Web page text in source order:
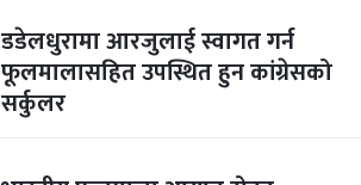
डडेलधुरामा आरजुलाई स्वागत गर्न
फूलमालासहित उपस्थित हुन कांग्रेसको
सर्कुलर